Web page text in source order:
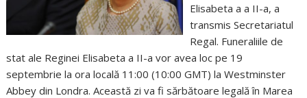
Elisabeta a a II-a, a
transmis Secretariatul
Regal. Funeraliile de
stat ale Reginei Elisabeta a II-a vor avea loc pe 19
septembrie la ora locală 11:00 (10:00 GMT) la Westminster
Abbey din Londra. Această zi va fi sărbătoare legală în Marea